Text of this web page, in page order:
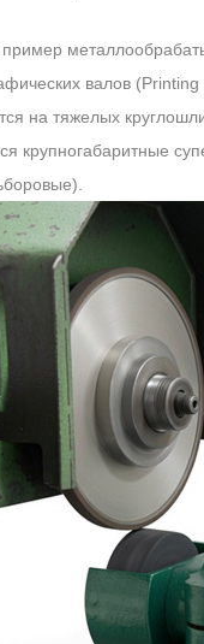
валов
на тяжелых
крупногабаритные